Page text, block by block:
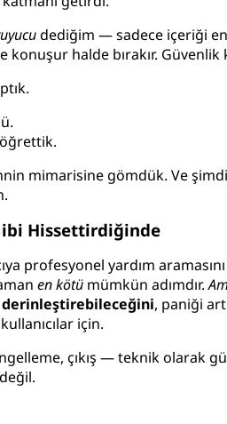
dediğim — sadece içeriği
konuşur halde bırakır.
mimarisine gömdük. Ve
Hissettirdiğinde
profesyonel yardım
en kötü mümkün adımdır.
, paniği
için.
çıkış — teknik olarak